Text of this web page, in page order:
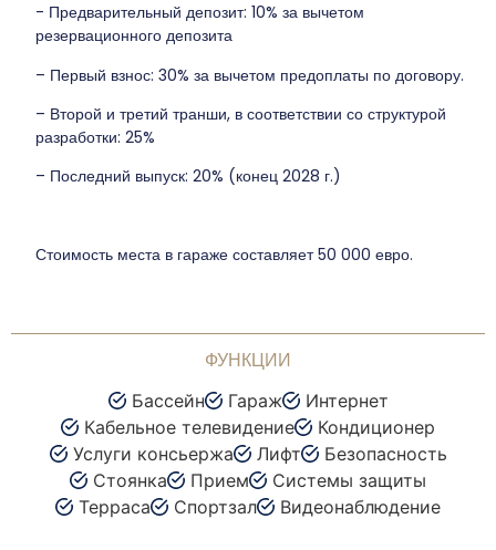
- Предварительный депозит: 10% за вычетом
резервационного депозита
– Первый взнос: 30% за вычетом предоплаты по договору.
– Второй и третий транши, в соответствии со структурой
разработки: 25%
– Последний выпуск: 20% (конец 2028 г.)
Стоимость места в гараже составляет 50 000 евро.
ФУНКЦИИ
Бассейн Гараж
Интернет
Кабельное телевидение
Кондиционер
Услуги консьержа
Лифт
Безопасность
Стоянка
Прием
Системы защиты
Терраса
Спортзал Видеонаблюдение